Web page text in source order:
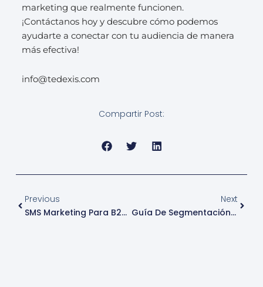
marketing que realmente funcionen.
¡Contáctanos hoy y descubre cómo podemos
ayudarte a conectar con tu audiencia de manera
más efectiva!
info@tedexis.com
Compartir Post:
Previous
SMS Marketing Para B2B: La Guía Completa 2024
Next
Guía De Segmentación Para SMS Marketing